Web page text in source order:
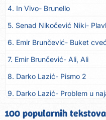
4. In Vivo Brunello
5. Senad Nikočević Niki
6. Emir Brunčević Buket
7. Emir Brunčević Ali, Ali
8. Darko Lazić Pismo 2
9. Darko Lazić Problem u
10. Aleksandra Đuranović
100 popularnih tekstova